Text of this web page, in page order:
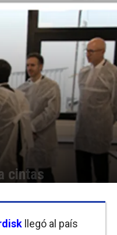
cintas
llegó al país